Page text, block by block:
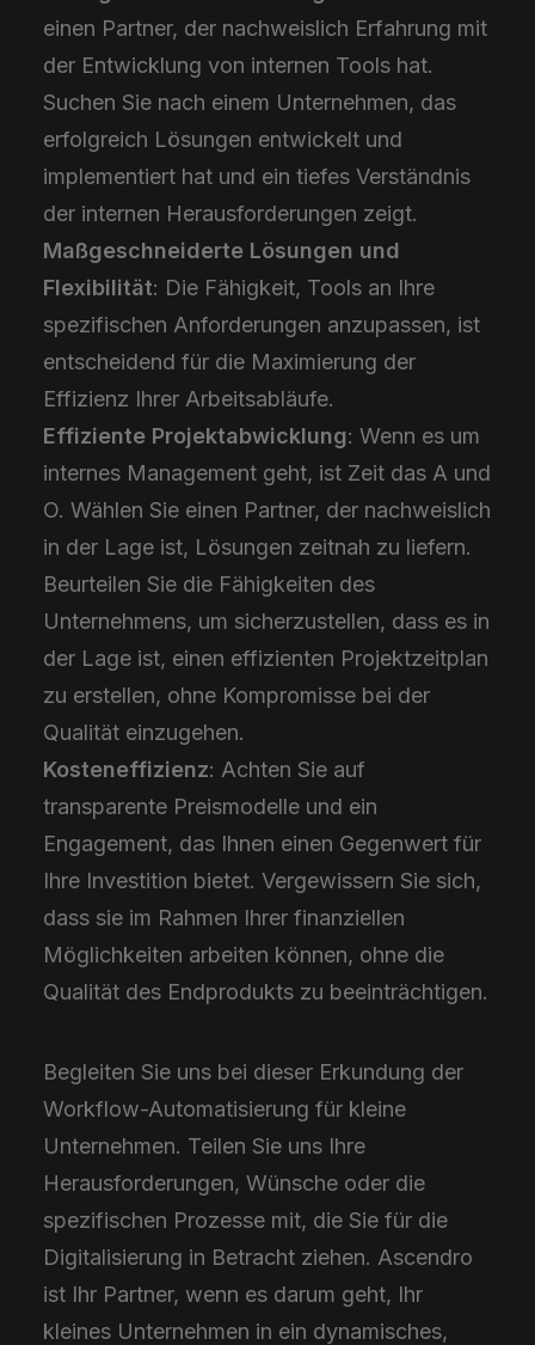
einen Partner, der nachweislich Erfahrung mit
der Entwicklung von internen Tools hat.
Suchen Sie nach einem Unternehmen, das
erfolgreich Lösungen entwickelt und
implementiert hat und ein tiefes Verständnis
der internen Herausforderungen zeigt.
Maßgeschneiderte Lösungen und
Flexibilität: Die Fähigkeit, Tools an Ihre
spezifischen Anforderungen anzupassen, ist
entscheidend für die Maximierung der
Effizienz Ihrer Arbeitsabläufe.
Effiziente Projektabwicklung: Wenn es um
internes Management geht, ist Zeit das A und
O. Wählen Sie einen Partner, der nachweislich
in der Lage ist, Lösungen zeitnah zu liefern.
Beurteilen Sie die Fähigkeiten des
Unternehmens, um sicherzustellen, dass es in
der Lage ist, einen effizienten Projektzeitplan
zu erstellen, ohne Kompromisse bei der
Qualität einzugehen.
Kosteneffizienz: Achten Sie auf
transparente Preismodelle und ein
Engagement, das Ihnen einen Gegenwert für
Ihre Investition bietet. Vergewissern Sie sich,
dass sie im Rahmen Ihrer finanziellen
Möglichkeiten arbeiten können, ohne die
Qualität des Endprodukts zu beeinträchtigen.
Begleiten Sie uns bei dieser Erkundung der
Workflow-Automatisierung für kleine
Unternehmen. Teilen Sie uns Ihre
Herausforderungen, Wünsche oder die
spezifischen Prozesse mit, die Sie für die
Digitalisierung in Betracht ziehen. Ascendro
ist Ihr Partner, wenn es darum geht, Ihr
kleines Unternehmen in ein dynamisches,